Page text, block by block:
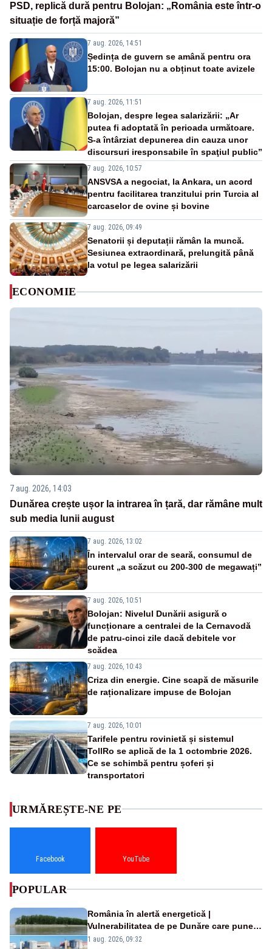
PSD, replică dură pentru Bolojan: „România este într-o
situație de forță majoră”
7 aug. 2026, 14:51
Ședința de guvern se amână pentru ora
15:00. Bolojan nu a obținut toate avizele
7 aug. 2026, 11:51
Bolojan, despre legea salarizării: „Ar
putea fi adoptată în perioada următoare.
S-a întârziat depunerea din cauza unor
discursuri iresponsabile în spaţiul public”
7 aug. 2026, 10:57
ANSVSA a negociat, la Ankara, un acord
pentru facilitarea tranzitului prin Turcia al
carcaselor de ovine și bovine
7 aug. 2026, 09:49
Senatorii și deputații rămân la muncă.
Sesiunea extraordinară, prelungită până
la votul pe legea salarizării
ECONOMIE
7 aug. 2026, 14:03
Dunărea crește ușor la intrarea în țară, dar rămâne mult
sub media lunii august
7 aug. 2026, 13:02
În intervalul orar de seară, consumul de
curent „a scăzut cu 200-300 de megawați”
7 aug. 2026, 10:51
Bolojan: Nivelul Dunării asigură o
funcționare a centralei de la Cernavodă
de patru-cinci zile dacă debitele vor
scădea
7 aug. 2026, 10:43
Criza din energie. Cine scapă de măsurile
de raționalizare impuse de Bolojan
7 aug. 2026, 10:01
Tarifele pentru rovinietă și sistemul
TollRo se aplică de la 1 octombrie 2026.
Ce se schimbă pentru șoferi și
transportatori
URMĂREȘTE-NE PE
Facebook YouTube
POPULAR
România în alertă energetică |
Vulnerabilitatea de pe Dunăre care pune
în pericol Centrala Cernavodă era
1 aug. 2026, 09:32